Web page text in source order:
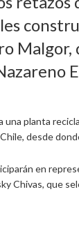
Malgor,
una planta
desde
en
Chivas, que